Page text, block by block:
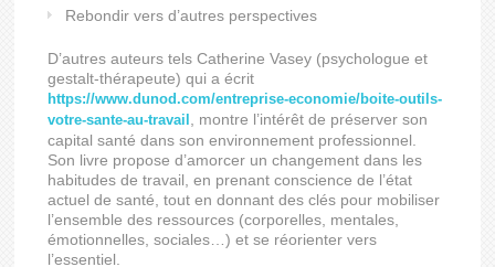
Rebondir vers d’autres perspectives
D’autres auteurs tels Catherine Vasey (psychologue et
gestalt-thérapeute) qui a écrit
https://www.dunod.com/entreprise-economie/boite-outils-
votre-sante-au-travail
, montre l’intérêt de préserver son
capital santé dans son environnement professionnel.
Son livre propose d’amorcer un changement dans les
habitudes de travail, en prenant conscience de l’état
actuel de santé, tout en donnant des clés pour mobiliser
l’ensemble des ressources (corporelles, mentales,
émotionnelles, sociales…) et se réorienter vers
l’essentiel.